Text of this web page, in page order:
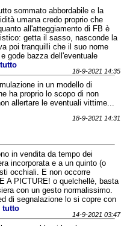
sommato abbordabile e la
umana credo proprio che
all'atteggiamento di FB è
getta il sasso, nasconde la
poi tranquilli che il suo nome
gode bazza dell'eventuale
18-9-2021 14:35
in un modello di
ha proprio lo scopo di non
allertare le eventuali vittime...
18-9-2021 14:31
in vendita da tempo dei
incorporata e a un quinto (o
occhiali. E non occorre
A PICTURE! o quelchellè, basta
con un gesto normalissimo.
di segnalazione lo si copre con
tutto
14-9-2021 03:47